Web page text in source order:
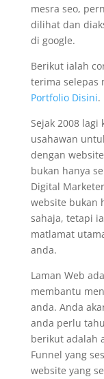
mesra seo,
dilihat dan
di google.
Berikut ialah
terima selepas
Portfolio Disini.
Sejak 2008
usahawan
dengan
bukan hanya
Digital
website bukan
sahaja, tetapi
matlamat
anda.
Laman Web
membantu
anda. Anda
anda perlu
berikut adalah
Funnel yang
website yang